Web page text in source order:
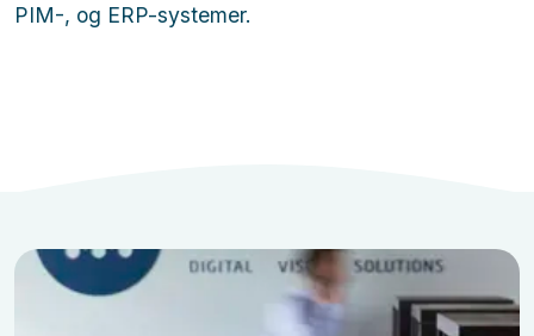
PIM-, og ERP-systemer.